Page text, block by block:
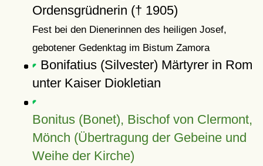
Ordensgrüdnerin († 1905)
Fest bei den Dienerinnen des heiligen Josef,
gebotener Gedenktag im Bistum Zamora
Bonifatius (Silvester) Märtyrer in Rom
unter Kaiser Diokletian
Bonitus (Bonet), Bischof von Clermont,
Mönch (Übertragung der Gebeine und
Weihe der Kirche)